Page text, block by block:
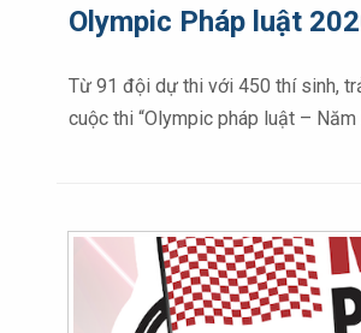
Olympic Pháp luật
Từ 91 đội dự thi với 450 thí sinh,
cuộc thi “Olympic pháp luật –